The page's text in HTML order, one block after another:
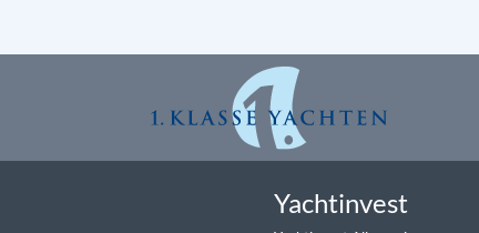
Yachtinvest